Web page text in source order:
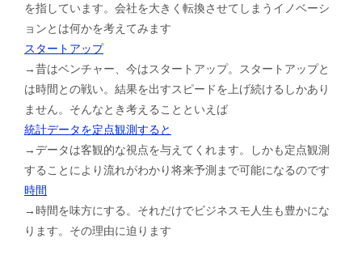
を指しています。会社を大きく転換させてしまうイノベーシ
ョンとは何かを考えてみます
スタートアップ
→昔はベンチャー、今はスタートアップ。スタートアップと
は時間との戦い。結果を出すスピードを上げ続けるしかあり
ません。そんなとき考えることといえば
統計データを定点観測すると
→データは客観的な視点を与えてくれます。しかも定点観測
することにより流れがわかり将来予測まで可能になるのです
時間
→時間を味方にする。それだけでビジネスモ人生も豊かにな
ります。その理由に迫ります